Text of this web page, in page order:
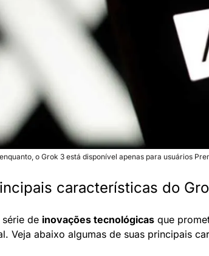
o Grok 3 está disponível apenas para usuários
características do
de inovações tecnológicas que
Veja abaixo algumas de suas principais